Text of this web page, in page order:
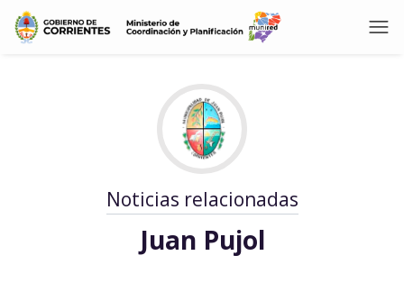
Noticias relacionadas
Juan Pujol